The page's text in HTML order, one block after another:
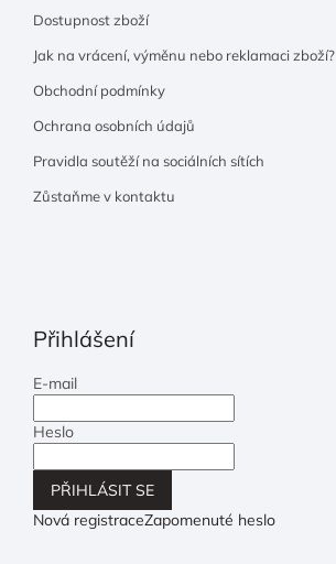
Dostupnost zboží
Jak na vrácení, výměnu nebo reklamaci zboží?
Obchodní podmínky
Ochrana osobních údajů
Pravidla soutěží na sociálních sítích
Zůstaňme v kontaktu
Přihlášení
E-mail
Heslo
PŘIHLÁSIT SE
Nová registraceZapomenuté heslo